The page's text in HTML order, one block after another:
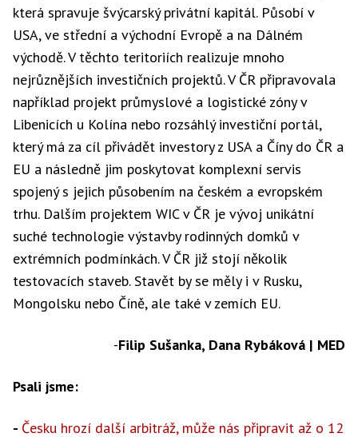
která spravuje švýcarský privátní kapitál. Působí v
USA, ve střední a východní Evropě a na Dálném
východě. V těchto teritoriích realizuje mnoho
nejrůznějších investičních projektů. V ČR připravovala
například projekt průmyslové a logistické zóny v
Libenicích u Kolína nebo rozsáhlý investiční portál,
který má za cíl přivádět investory z USA a Číny do ČR a
EU a následně jim poskytovat komplexní servis
spojený s jejich působením na českém a evropském
trhu. Dalším projektem WIC v ČR je vývoj unikátní
suché technologie výstavby rodinných domků v
extrémních podmínkách. V ČR již stojí několik
testovacích staveb. Stavět by se měly i v Rusku,
Mongolsku nebo Číně, ale také v zemích EU.
-Filip Sušanka, Dana Rybáková | MED
Psali jsme:
- Česku hrozí další arbitráž, může nás připravit až o 12